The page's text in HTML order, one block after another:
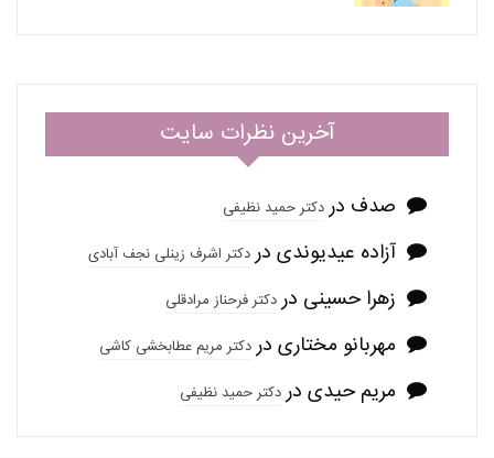
آخرین نظرات سایت
صدف دردکتر حمید نظیفی
آزاده عیدیوندی دردکتر اشرف زینلی نجف آبادی
زهرا حسینی دردکتر فرحناز مرادقلی
مهربانو مختاری دردکتر مریم عطابخشی کاشی
مریم حیدی دردکتر حمید نظیفی